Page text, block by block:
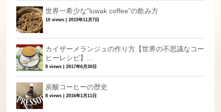
世界一希少な”luwak coffee”の飲み方
10 views |2015年11月7日
カイザーメランジュの作り方【世界の不思議なコー
ヒーレシピ】...
8 views |2017年6月30日
炭酸コーヒーの歴史
8 views |2016年1月11日